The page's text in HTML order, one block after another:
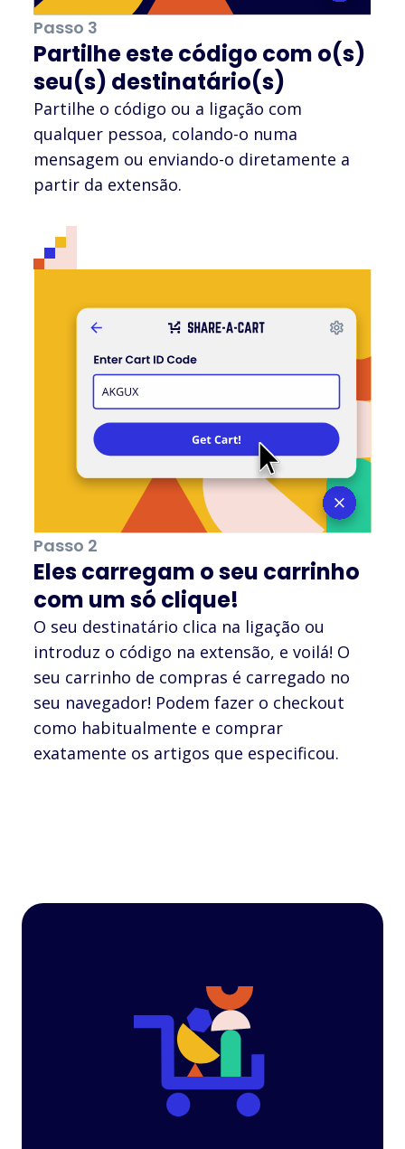
Passo 3
Partilhe este código com o(s)
seu(s) destinatário(s)
Partilhe o código ou a ligação com
qualquer pessoa, colando-o numa
mensagem ou enviando-o diretamente a
partir da extensão.
Passo 2
Eles carregam o seu carrinho
com um só clique!
O seu destinatário clica na ligação ou
introduz o código na extensão, e voilá! O
seu carrinho de compras é carregado no
seu navegador! Podem fazer o checkout
como habitualmente e comprar
exatamente os artigos que especificou.